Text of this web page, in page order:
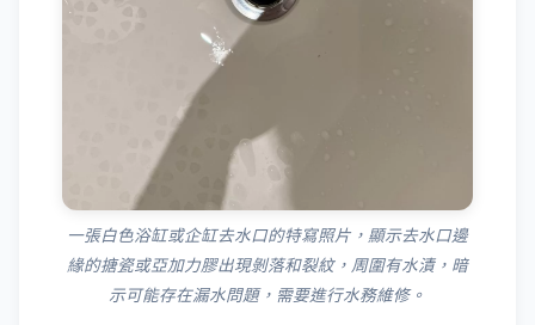
一張白色浴缸或企缸去水口的特寫照片，顯示去水口邊
緣的搪瓷或亞加力膠出現剝落和裂紋，周圍有水漬，暗
示可能存在漏水問題，需要進行水務維修。